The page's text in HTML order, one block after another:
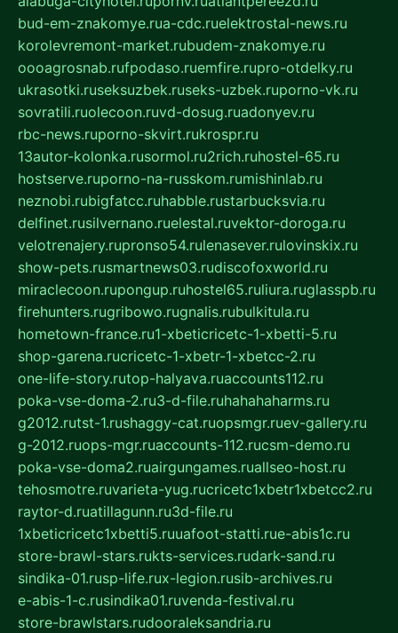
bud-em-znakomye.rua-cdc.ruelektrostal-news.ru
korolevremont-market.rubudem-znakomye.ru
oooagrosnab.rufpodaso.ruemfire.rupro-otdelky.ru
ukrasotki.ruseksuzbek.ruseks-uzbek.ruporno-vk.ru
sovratili.ruolecoon.ruvd-dosug.ruadonyev.ru
rbc-news.ruporno-skvirt.rukrospr.ru
13autor-kolonka.rusormol.ru2rich.ruhostel-65.ru
hostserve.ruporno-na-russkom.rumishinlab.ru
neznobi.rubigfatcc.ruhabble.rustarbucksvia.ru
delfinet.rusilvernano.ruelestal.ruvektor-doroga.ru
velotrenajery.rupronso54.rulenasever.rulovinskix.ru
show-pets.rusmartnews03.rudiscofoxworld.ru
miraclecoon.rupongup.ruhostel65.ruliura.ruglasspb.ru
firehunters.rugribowo.rugnalis.rubulkitula.ru
hometown-france.ru1-xbeticricetc-1-xbetti-5.ru
shop-garena.rucricetc-1-xbetr-1-xbetcc-2.ru
one-life-story.rutop-halyava.ruaccounts112.ru
poka-vse-doma-2.ru3-d-file.ruhahahaharms.ru
g2012.rutst-1.rushaggy-cat.ruopsmgr.ruev-gallery.ru
g-2012.ruops-mgr.ruaccounts-112.rucsm-demo.ru
poka-vse-doma2.ruairgungames.ruallseo-host.ru
tehosmotre.ruvarieta-yug.rucricetc1xbetr1xbetcc2.ru
raytor-d.ruatillagunn.ru3d-file.ru
1xbeticricetc1xbetti5.ruuafoot-statti.rue-abis1c.ru
store-brawl-stars.rukts-services.rudark-sand.ru
sindika-01.rusp-life.rux-legion.rusib-archives.ru
e-abis-1-c.rusindika01.ruvenda-festival.ru
store-brawlstars.rudooraleksandria.ru